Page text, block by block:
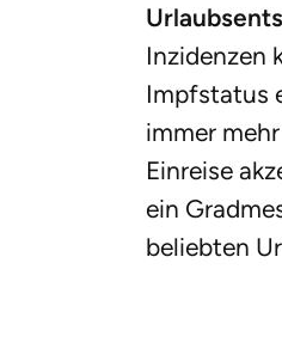
Inzidenzen
Impfstatus
immer
Einreise
ein
beliebten